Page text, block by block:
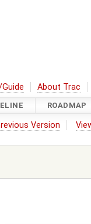
About Trac
ROADMAP
Version